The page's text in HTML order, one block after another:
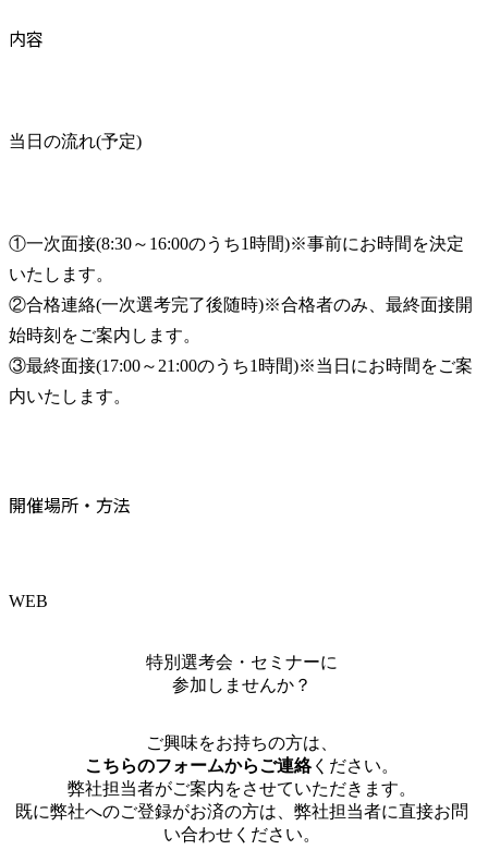
内容
当日の流れ(予定)
①一次面接(8:30～16:00のうち1時間)※事前にお時間を決定
いたします。
②合格連絡(一次選考完了後随時)※合格者のみ、最終面接開
始時刻をご案内します。
③最終面接(17:00～21:00のうち1時間)※当日にお時間をご案
内いたします。
開催場所・方法
WEB
特別選考会・セミナーに
参加しませんか？
ご興味をお持ちの方は、
こちらのフォームからご連絡ください。
弊社担当者がご案内をさせていただきます。
既に弊社へのご登録がお済の方は、弊社担当者に直接お問
い合わせください。